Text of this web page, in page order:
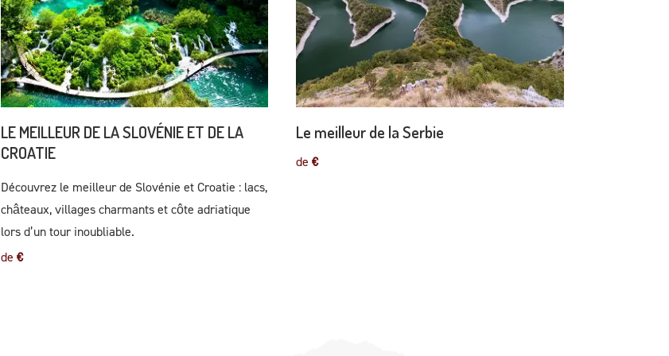
LE MEILLEUR DE LA SLOVÉNIE ET DE LA
CROATIE
Découvrez le meilleur de Slovénie et Croatie : lacs,
châteaux, villages charmants et côte adriatique
lors d’un tour inoubliable.
de €
Le meilleur de la Serbie
de€